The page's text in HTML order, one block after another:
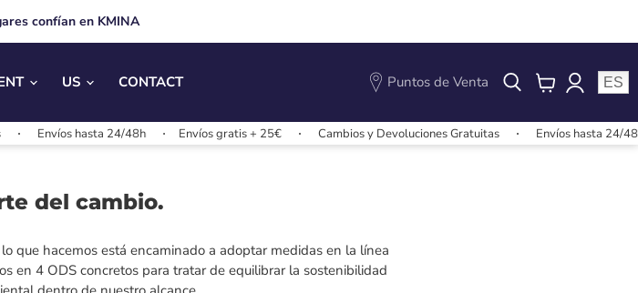
confían en KMINA
US CONTACT
Puntos de Venta
View
ES
hasta 24/48h Envíos gratis + 25€ Cambios y Devoluciones Gratuitas Envíos hasta 24/48h
del cambio.
que hacemos está encaminado a adoptar medidas en la línea
en 4 ODS concretos para tratar de equilibrar la sostenibilidad